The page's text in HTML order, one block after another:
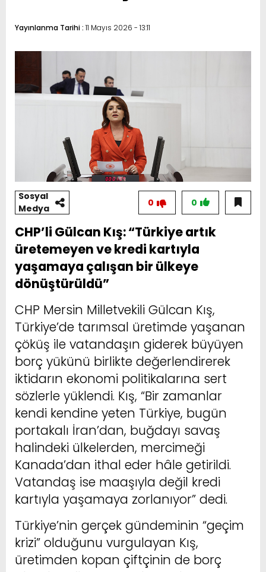
Yayınlanma Tarihi : 11 Mayıs 2026 - 13:11
Sosyal
Medya
0
0
CHP’li Gülcan Kış: “Türkiye artık
üretemeyen ve kredi kartıyla
yaşamaya çalışan bir ülkeye
dönüştürüldü”
CHP Mersin Milletvekili Gülcan Kış,
Türkiye’de tarımsal üretimde yaşanan
çöküş ile vatandaşın giderek büyüyen
borç yükünü birlikte değerlendirerek
iktidarın ekonomi politikalarına sert
sözlerle yüklendi. Kış, “Bir zamanlar
kendi kendine yeten Türkiye, bugün
portakalı İran’dan, buğdayı savaş
halindeki ülkelerden, mercimeği
Kanada’dan ithal eder hâle getirildi.
Vatandaş ise maaşıyla değil kredi
kartıyla yaşamaya zorlanıyor” dedi.
Türkiye’nin gerçek gündeminin “geçim
krizi” olduğunu vurgulayan Kış,
üretimden kopan çiftçinin de borç